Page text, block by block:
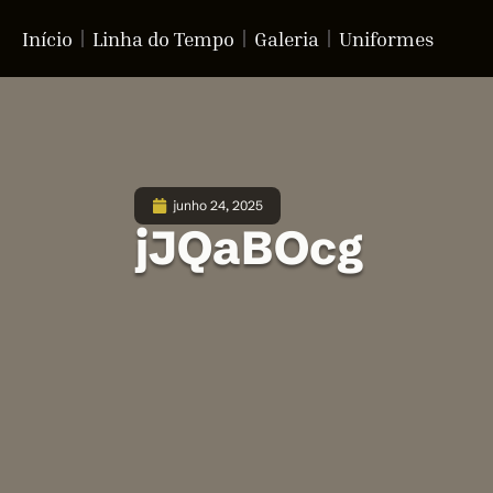
Início Linha do Tempo Galeria Uniformes
junho 24, 2025
jJQaBOcg